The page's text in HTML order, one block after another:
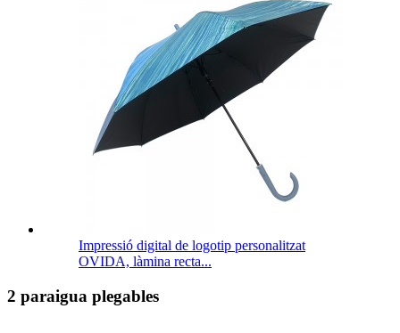
Impressió digital de logotip personalitzat
OVIDA, làmina recta...
2 paraigua plegables